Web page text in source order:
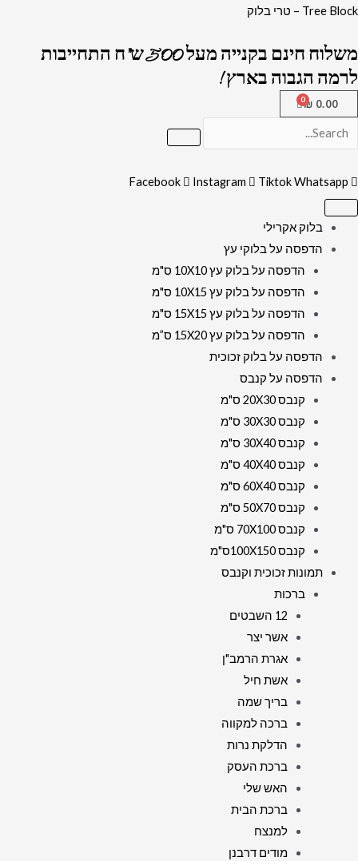
דילוג
Tree Block – טרי בלוק
משלוח חינם בקנייה מעל 500 ש"ח התחייבות
לרמה הגבוה בארץ !
0.00
₪
Facebook Instagram TiktokWhatsapp
בלוק אקרילי
הדפסה על בלוקי עץ
הדפסה על בלוק עץ 10X10 ס"מ
הדפסה על בלוק עץ 10X15 ס"מ
הדפסה על בלוק עץ 15X15 ס"מ
הדפסה על בלוק עץ 15X20 ס”מ
הדפסה על בלוק זכוכית
הדפסה על קנבס
קנבס 20X30 ס"מ
קנבס 30X30 ס"מ
קנבס 30X40 ס"מ
קנבס 40X40 ס"מ
קנבס 60X40 ס"מ
קנבס 50X70 ס"מ
קנבס 70X100 ס"מ
קנבס 100X150ס"מ
תמונות זכוכית וקנבס
ברכות
12 השבטים
אשר יצר
אגרת הרמב"ן
אשת חיל
בריך שמה
ברכה למקווה
הדלקת נרות
ברכת העסק
האש שלי
ברכת הבית
למנצח
מודים דרבנן
כמות
3030
-
רבנים
על
שיש
שחור
ולבן
ומשפט:
"שיויתי
לנגדי
תמיד"